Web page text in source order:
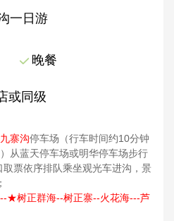
一日游
晚餐
或同级
九寨沟停车场（行车时间约10分钟
从蓝天停车场或明华停车场步行
票依序排队乘坐观光车进沟，景
★树正群海--树正寨--火花海---芦